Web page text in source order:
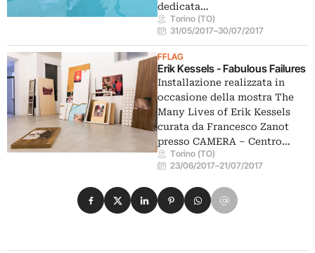
dedicata…
Torino (TO)
31/05/2017–30/07/2017
FFLAG
Erik Kessels - Fabulous Failures
Installazione realizzata in
occasione della mostra The
Many Lives of Erik Kessels
curata da Francesco Zanot
presso CAMERA – Centro…
Torino (TO)
23/06/2017–21/07/2017
Condividi su Facebook
Condividi su X
Condividi su LinkedIn
Condividi su Pinterest
Condividi su WhatsApp
Condividi su Email